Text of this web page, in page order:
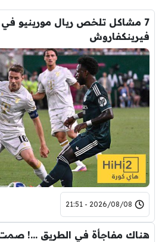
7 مشاكل تلخص ريال مورينيو في
فيرينكفاروش
2026/08/08 - 21:51
هناك مفاجأة في الطريق …! صمت